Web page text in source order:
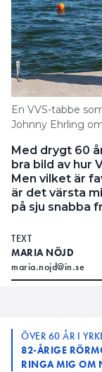
En VVS-tabbe
Johnny Ehrling
Med drygt 60
bra bild av hur
Men vilket är
är det värsta
på sju snabba
TEXT
MARIA NÖJD
maria.nojd@in.se
ÖVER 60 ÅR I
82-ÅRIGE
RINGA MIG OM